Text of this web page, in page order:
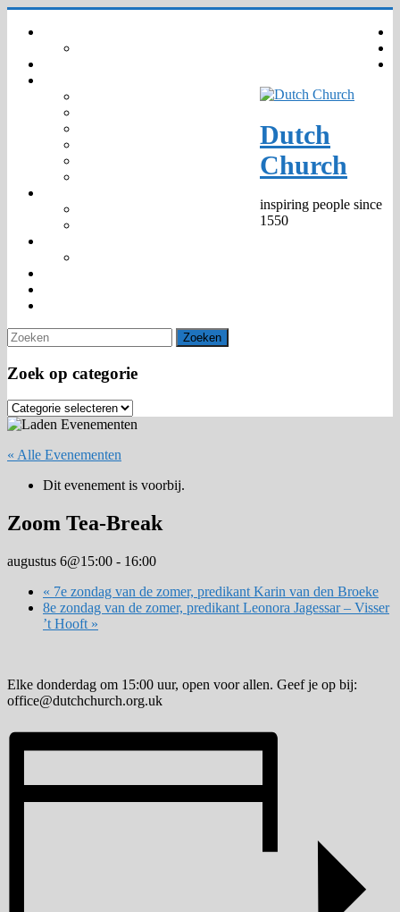
naar
Dutch
Church
inspiring people since
1550
Zoek op categorie
Zoek
op
« Alle Evenementen
Dit evenement is voorbij.
Zoom Tea-Break
augustus 6@15:00 - 16:00
« 7e zondag van de zomer, predikant Karin van den Broeke
8e zondag van de zomer, predikant Leonora Jagessar – Visser
’t Hooft »
Elke donderdag om 15:00 uur, open voor allen. Geef je op bij:
office@dutchchurch.org.uk